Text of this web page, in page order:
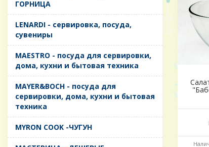
ГОРНИЦА
LENARDI - сервировка, посуда,
сувениры
MAESTRO - посуда для сервировки,
дома, кухни и бытовая техника
MAYER&BOCH - посуда для
сервировки, дома, кухни и бытовая
техника
MYRON COOK -ЧУГУН